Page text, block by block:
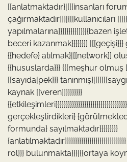
[[anlatmaktadır}|[[{insanları
çağırmaktadır}}}|{[[kullanıcıları
yapılmalarına]}]]}}}}}]]}}|{bazen
beceri kazanmak}}}}}}]]
{{hedefe} atılmak}|[[network]]
{{hususlarda}}} {{{meşhur
[[sayıda|pek}}}
kaynak [[veren]]}}}}}}}}
gerçekleştirdikleri}
formunda} sayılmaktadır}}}}}}}}}
rol}}} bulunmakta}}}|{{ortaya